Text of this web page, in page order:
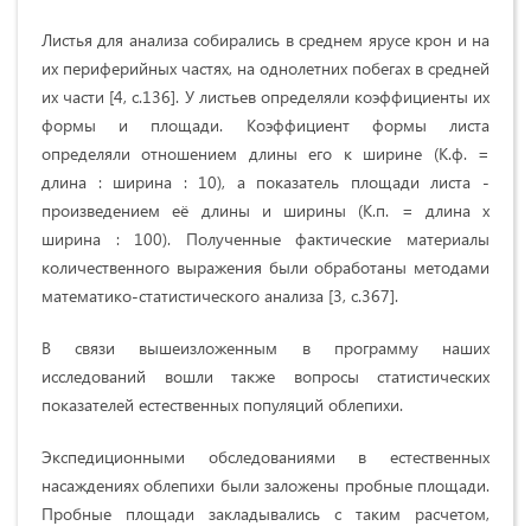
Листья для анализа собирались в среднем ярусе крон и на
их периферийных частях, на однолетних побегах в средней
их части [4, c.136]. У листьев определяли коэффициенты их
формы и площади. Коэффициент формы листа
определяли отношением длины его к ширине (К.ф. =
длина : ширина : 10), а показатель площади листа -
произведением её длины и ширины (К.п. = длина x
ширина : 100). Полученные фактические материалы
количественного выражения были обработаны методами
математико-статистического анализа [3, c.367].
В связи вышеизложенным в программу наших
исследований вошли также вопросы статистических
показателей естественных популяций облепихи.
Экспедиционными обследованиями в естественных
насаждениях облепихи были заложены пробные площади.
Пробные площади закладывались с таким расчетом,